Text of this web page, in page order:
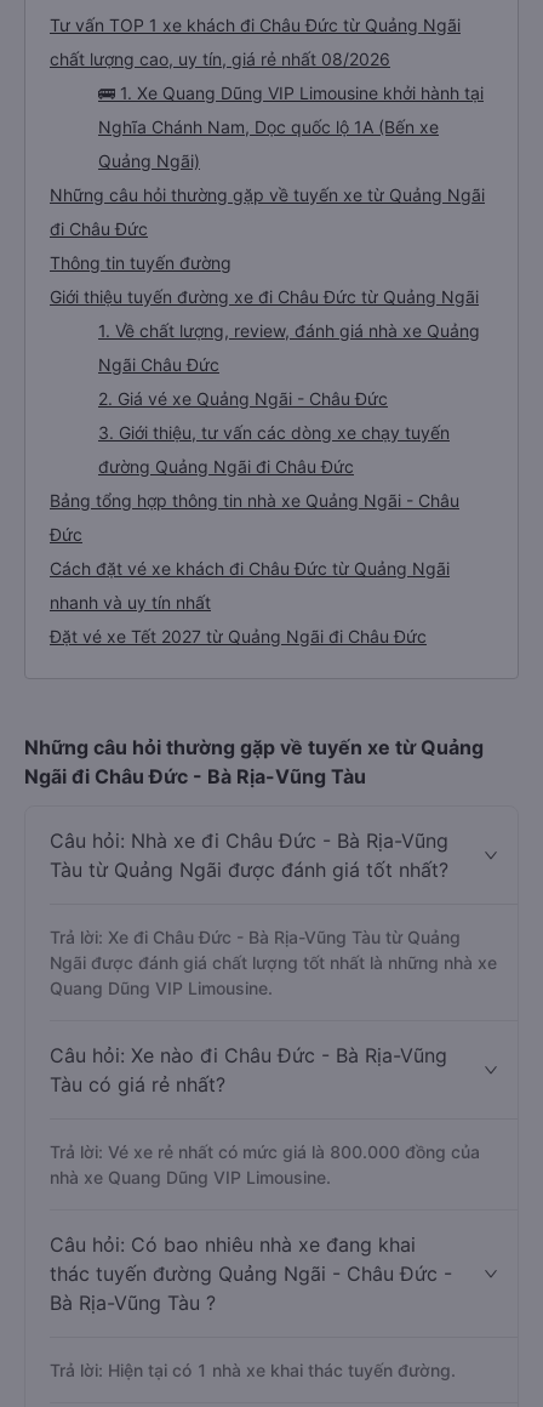
Tư vấn TOP 1 xe khách đi Châu Đức từ Quảng Ngãi
chất lượng cao, uy tín, giá rẻ nhất 08/2026
🚌 1. Xe Quang Dũng VIP Limousine khởi hành tại
Nghĩa Chánh Nam, Dọc quốc lộ 1A (Bến xe
Quảng Ngãi)
Những câu hỏi thường gặp về tuyến xe từ Quảng Ngãi
đi Châu Đức
Thông tin tuyến đường
Giới thiệu tuyến đường xe đi Châu Đức từ Quảng Ngãi
1. Về chất lượng, review, đánh giá nhà xe Quảng
Ngãi Châu Đức
2. Giá vé xe Quảng Ngãi - Châu Đức
3. Giới thiệu, tư vấn các dòng xe chạy tuyến
đường Quảng Ngãi đi Châu Đức
Bảng tổng hợp thông tin nhà xe Quảng Ngãi - Châu
Đức
Cách đặt vé xe khách đi Châu Đức từ Quảng Ngãi
nhanh và uy tín nhất
Đặt vé xe Tết 2027 từ Quảng Ngãi đi Châu Đức
Những câu hỏi thường gặp về tuyến xe từ Quảng
Ngãi đi Châu Đức - Bà Rịa-Vũng Tàu
Câu hỏi: Nhà xe đi Châu Đức - Bà Rịa-Vũng
Tàu từ Quảng Ngãi được đánh giá tốt nhất?
Trả lời: Xe đi Châu Đức - Bà Rịa-Vũng Tàu từ Quảng
Ngãi được đánh giá chất lượng tốt nhất là những nhà xe
Quang Dũng VIP Limousine.
Câu hỏi: Xe nào đi Châu Đức - Bà Rịa-Vũng
Tàu có giá rẻ nhất?
Trả lời: Vé xe rẻ nhất có mức giá là 800.000 đồng của
nhà xe Quang Dũng VIP Limousine.
Câu hỏi: Có bao nhiêu nhà xe đang khai
thác tuyến đường Quảng Ngãi - Châu Đức -
Bà Rịa-Vũng Tàu ?
Trả lời: Hiện tại có 1 nhà xe khai thác tuyến đường.